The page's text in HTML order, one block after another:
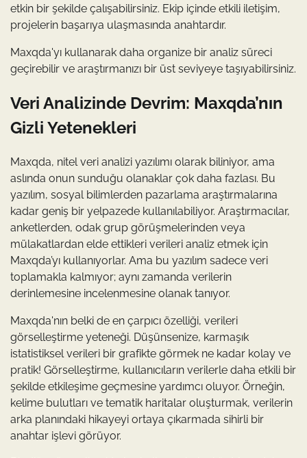
etkin bir şekilde çalışabilirsiniz. Ekip içinde etkili iletişim,
projelerin başarıya ulaşmasında anahtardır.
Maxqda'yı kullanarak daha organize bir analiz süreci
geçirebilir ve araştırmanızı bir üst seviyeye taşıyabilirsiniz.
Veri Analizinde Devrim: Maxqda’nın
Gizli Yetenekleri
Maxqda, nitel veri analizi yazılımı olarak biliniyor, ama
aslında onun sunduğu olanaklar çok daha fazlası. Bu
yazılım, sosyal bilimlerden pazarlama araştırmalarına
kadar geniş bir yelpazede kullanılabiliyor. Araştırmacılar,
anketlerden, odak grup görüşmelerinden veya
mülakatlardan elde ettikleri verileri analiz etmek için
Maxqda’yı kullanıyorlar. Ama bu yazılım sadece veri
toplamakla kalmıyor; aynı zamanda verilerin
derinlemesine incelenmesine olanak tanıyor.
Maxqda'nın belki de en çarpıcı özelliği, verileri
görselleştirme yeteneği. Düşünsenize, karmaşık
istatistiksel verileri bir grafikte görmek ne kadar kolay ve
pratik! Görselleştirme, kullanıcıların verilerle daha etkili bir
şekilde etkileşime geçmesine yardımcı oluyor. Örneğin,
kelime bulutları ve tematik haritalar oluşturmak, verilerin
arka planındaki hikayeyi ortaya çıkarmada sihirli bir
anahtar işlevi görüyor.